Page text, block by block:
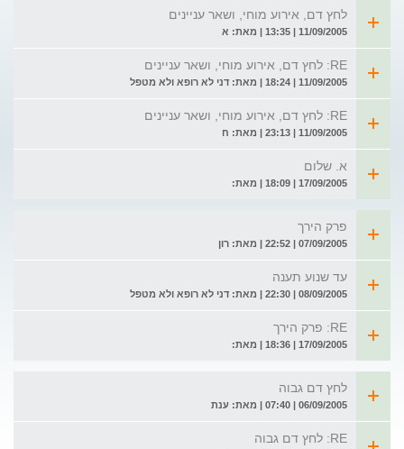
לחץ דם, אירוע מוחי, ושאר עניינים
11/09/2005 | 13:35 | מאת: א
RE: לחץ דם, אירוע מוחי, ושאר עניינים
11/09/2005 | 18:24 | מאת: דני לא רופא ולא מטפל
RE: לחץ דם, אירוע מוחי, ושאר עניינים
11/09/2005 | 23:13 | מאת: ח
א. שלום
17/09/2005 | 18:09 | מאת:
פרק הירך
07/09/2005 | 22:52 | מאת: רון
עד שנוע תענה
08/09/2005 | 22:30 | מאת: דני לא רופא ולא מטפל
RE: פרק הירך
17/09/2005 | 18:36 | מאת:
לחץ דם גבוה
06/09/2005 | 07:40 | מאת: ענת
RE: לחץ דם גבוה